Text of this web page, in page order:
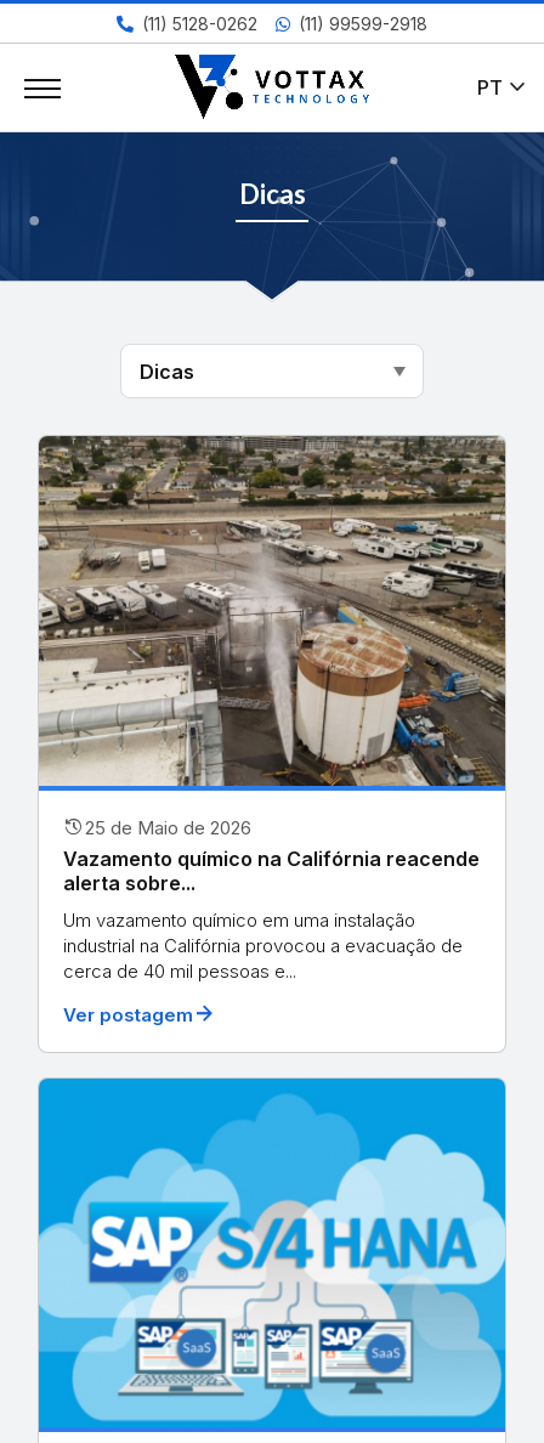
PT expand_more
(11) 5128-0262 (11) 99599-2918
Dicas
history25 de Maio de 2026
Vazamento químico na Califórnia reacende
alerta sobre...
Um vazamento químico em uma instalação
industrial na Califórnia provocou a evacuação de
cerca de 40 mil pessoas e...
Ver postagem arrow_forward